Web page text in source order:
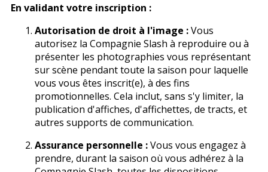
En validant votre inscription :
Autorisation de droit à l'image :Vous
autorisez la Compagnie Slash à reproduire ou à
présenter les photographies vous représentant
sur scène pendant toute la saison pour laquelle
vous vous êtes inscrit(e), à des fins
promotionnelles. Cela inclut, sans s'y limiter, la
publication d'affiches, d'affichettes, de tracts, et
autres supports de communication.
Assurance personnelle :Vous vous engagez à
prendre, durant la saison où vous adhérez à la